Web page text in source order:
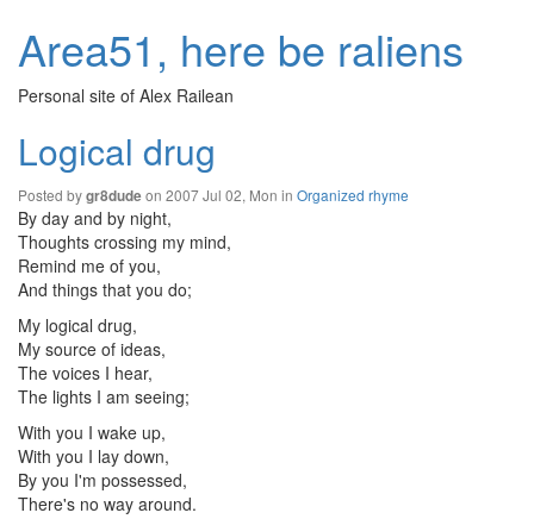
Area51, here be raliens
Personal site of Alex Railean
Logical drug
Posted bygr8dudeon 2007 Jul 02, Mon in Organized rhyme
By day and by night,
Thoughts crossing my mind,
Remind me of you,
And things that you do;
My logical drug,
My source of ideas,
The voices I hear,
The lights I am seeing;
With you I wake up,
With you I lay down,
By you I'm possessed,
There's no way around.